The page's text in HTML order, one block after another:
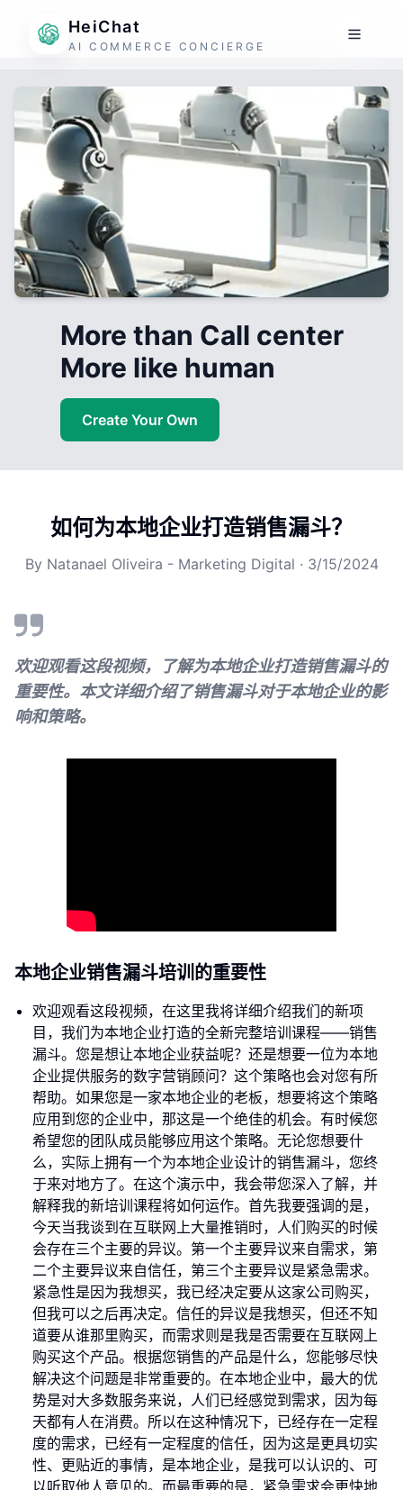
HeiChat
AI COMMERCE CONCIERGE
More than Call center
More like human
Create Your Own
如何为本地企业打造销售漏斗？
By Natanael Oliveira - Marketing Digital · 3/15/2024
欢迎观看这段视频，了解为本地企业打造销售漏斗的
重要性。本文详细介绍了销售漏斗对于本地企业的影
响和策略。
本地企业销售漏斗培训的重要性
欢迎观看这段视频，在这里我将详细介绍我们的新项
目，我们为本地企业打造的全新完整培训课程——销售
漏斗。您是想让本地企业获益呢？还是想要一位为本地
企业提供服务的数字营销顾问？这个策略也会对您有所
帮助。如果您是一家本地企业的老板，想要将这个策略
应用到您的企业中，那这是一个绝佳的机会。有时候您
希望您的团队成员能够应用这个策略。无论您想要什
么，实际上拥有一个为本地企业设计的销售漏斗，您终
于来对地方了。在这个演示中，我会带您深入了解，并
解释我的新培训课程将如何运作。首先我要强调的是，
今天当我谈到在互联网上大量推销时，人们购买的时候
会存在三个主要的异议。第一个主要异议来自需求，第
二个主要异议来自信任，第三个主要异议是紧急需求。
紧急性是因为我想买，我已经决定要从这家公司购买，
但我可以之后再决定。信任的异议是我想买，但还不知
道要从谁那里购买，而需求则是我是否需要在互联网上
购买这个产品。根据您销售的产品是什么，您能够尽快
解决这个问题是非常重要的。在本地企业中，最大的优
势是对大多数服务来说，人们已经感觉到需求，因为每
天都有人在消费。所以在这种情况下，已经存在一定程
度的需求，已经有一定程度的信任，因为这是更具切实
性、更贴近的事情，是本地企业，是我可以认识的、可
以听取他人意见的。而最重要的是，紧急需求会更快地